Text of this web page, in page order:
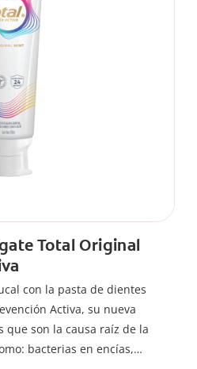
Total Original
con la pasta de dientes
Activa, su nueva
son la causa raíz de la
bacterias en encías,